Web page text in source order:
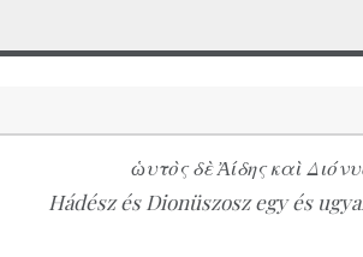
ὡυτὸς δὲ Ἀίδης καὶ
Hádész és Dionüszosz egy és